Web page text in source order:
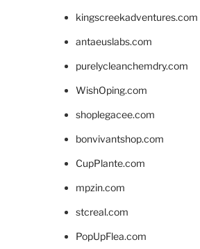
kingscreekadventures.com
antaeuslabs.com
purelycleanchemdry.com
WishOping.com
shoplegacee.com
bonvivantshop.com
CupPlante.com
mpzin.com
stcreal.com
PopUpFlea.com